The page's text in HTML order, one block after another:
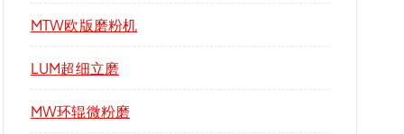
MTW欧版磨粉机
LUM超细立磨
MW环辊微粉磨